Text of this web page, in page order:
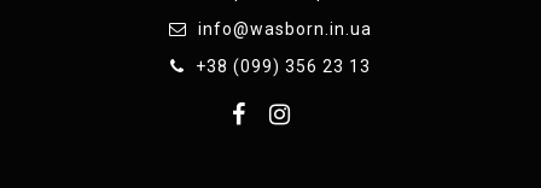
info@wasborn.in.ua
+38 (099) 356 23 13